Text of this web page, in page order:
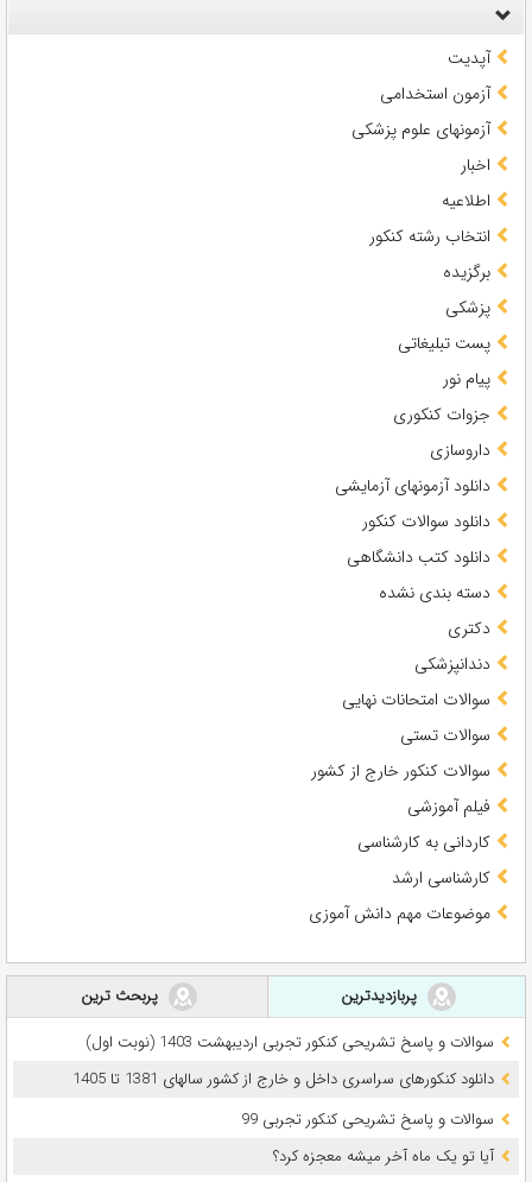
آپدیت
آزمون استخدامی
آزمونهای علوم پزشکی
اخبار
اطلاعیه
انتخاب رشته کنکور
برگزیده
پزشکی
پست تبلیغاتی
پیام نور
جزوات کنکوری
داروسازی
دانلود آزمونهای آزمایشی
دانلود سوالات کنکور
دانلود کتب دانشگاهی
دسته بندی نشده
دکتری
دندانپزشکی
سوالات امتحانات نهایی
سوالات تستی
سوالات کنکور خارج از کشور
فیلم آموزشی
کاردانی به کارشناسی
کارشناسی ارشد
موضوعات مهم دانش آموزی
پربازدیدترین
پربحث ترین
سوالات و پاسخ تشریحی کنکور تجربی اردیبهشت 1403 (نوبت اول)
دانلود کنکورهای سراسری داخل و خارج از کشور سالهای 1381 تا 1405
سوالات و پاسخ تشریحی کنکور تجربی 99
آیا تو یک ماه آخر میشه معجزه کرد؟